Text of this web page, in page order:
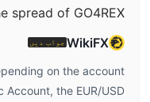
spread of GO4REX?
WikiFX جواب دیں
on the account
Account, the EUR/USD